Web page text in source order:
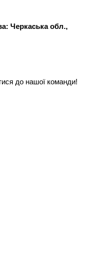
Черкаська обл.,
до нашої команди!